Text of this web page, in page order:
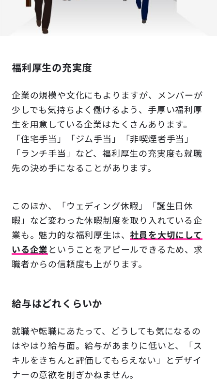
福利厚生の充実度
企業の規模や文化にもよりますが、メンバーが
少しでも気持ちよく働けるよう、手厚い福利厚
生を用意している企業はたくさんあります。
「住宅手当」「ジム手当」「非喫煙者手当」
「ランチ手当」など、福利厚生の充実度も就職
先の決め手になることがあります。
このほか、「ウェディング休暇」「誕生日休
暇」など変わった休暇制度を取り入れている企
業も。魅力的な福利厚生は、 社員を大切にして
いる企業 ということをアピールできるため、求
職者からの信頼度も上がります。
給与はどれくらいか
就職や転職にあたって、どうしても気になるの
はやはり給与面。給与があまりに低いと、「ス
キルをきちんと評価してもらえない」とデザイ
ナーの意欲を削ぎかねません。